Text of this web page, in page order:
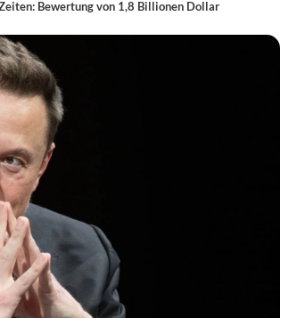
Bewertung von 1,8 Billionen Dollar